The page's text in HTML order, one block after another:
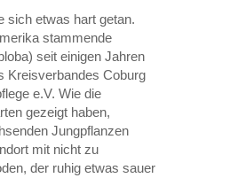
sich etwas hart getan.
stammende
seit einigen Jahren
Kreisverbandes Coburg
e.V. Wie die
gezeigt haben,
Jungpflanzen
mit nicht zu
der ruhig etwas sauer